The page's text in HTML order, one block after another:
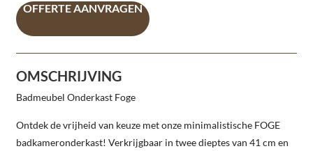
OFFERTE AANVRAGEN
OMSCHRIJVING
Badmeubel Onderkast Foge
Ontdek de vrijheid van keuze met onze minimalistische FOGE
badkameronderkast! Verkrijgbaar in twee dieptes van 41 cm en